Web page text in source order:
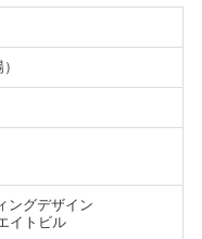
ングデザイン
イトビル